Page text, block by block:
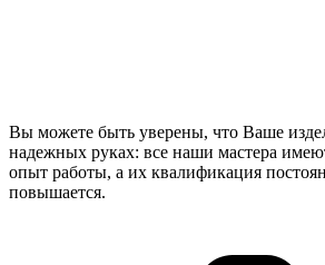
Вы можете быть уверены, что Ваше
надежных руках: все наши мастера
опыт работы, а их квалификация
повышается.